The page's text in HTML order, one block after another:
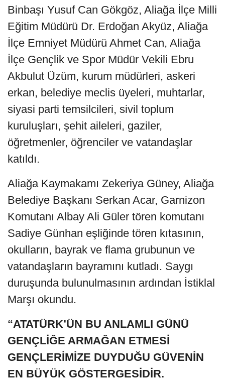
Binbaşı Yusuf Can Gökgöz, Aliağa İlçe Milli
Eğitim Müdürü Dr. Erdoğan Akyüz, Aliağa
İlçe Emniyet Müdürü Ahmet Can, Aliağa
İlçe Gençlik ve Spor Müdür Vekili Ebru
Akbulut Üzüm, kurum müdürleri, askeri
erkan, belediye meclis üyeleri, muhtarlar,
siyasi parti temsilcileri, sivil toplum
kuruluşları, şehit aileleri, gaziler,
öğretmenler, öğrenciler ve vatandaşlar
katıldı.
Aliağa Kaymakamı Zekeriya Güney, Aliağa
Belediye Başkanı Serkan Acar, Garnizon
Komutanı Albay Ali Güler tören komutanı
Sadiye Günhan eşliğinde tören kıtasının,
okulların, bayrak ve flama grubunun ve
vatandaşların bayramını kutladı. Saygı
duruşunda bulunulmasının ardından İstiklal
Marşı okundu.
“ATATÜRK’ÜN BU ANLAMLI GÜNÜ
GENÇLİĞE ARMAĞAN ETMESİ
GENÇLERİMİZE DUYDUĞU GÜVENİN
EN BÜYÜK GÖSTERGESİDİR.